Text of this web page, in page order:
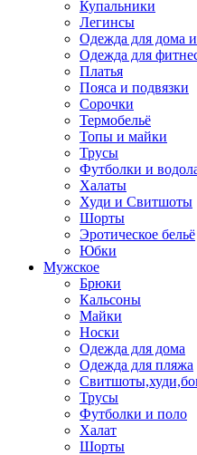
Купальники
Легинсы
Одежда для дома
Одежда для
Платья
Пояса и подвязки
Сорочки
Термобельё
Топы и майки
Трусы
Футболки и
Халаты
Худи и Свитшоты
Шорты
Эротическое бельё
Юбки
Мужское
Брюки
Кальсоны
Майки
Носки
Одежда для дома
Одежда для пляжа
Трусы
Футболки и поло
Халат
Шорты